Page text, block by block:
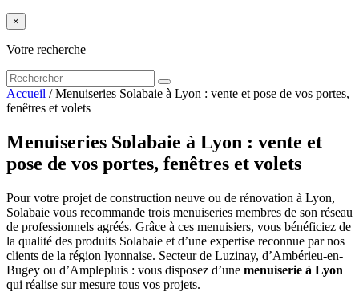
×
Votre recherche
Accueil /Menuiseries Solabaie à Lyon : vente et pose de vos portes,
fenêtres et volets
Menuiseries Solabaie à Lyon : vente et
pose de vos portes, fenêtres et volets
Pour votre projet de construction neuve ou de rénovation à Lyon,
Solabaie vous recommande trois menuiseries membres de son réseau
de professionnels agréés. Grâce à ces menuisiers, vous bénéficiez de
la qualité des produits Solabaie et d’une expertise reconnue par nos
clients de la région lyonnaise. Secteur de Luzinay, d’Ambérieu-en-
Bugey ou d’Amplepluis : vous disposez d’une menuiserie à Lyon
qui réalise sur mesure tous vos projets.